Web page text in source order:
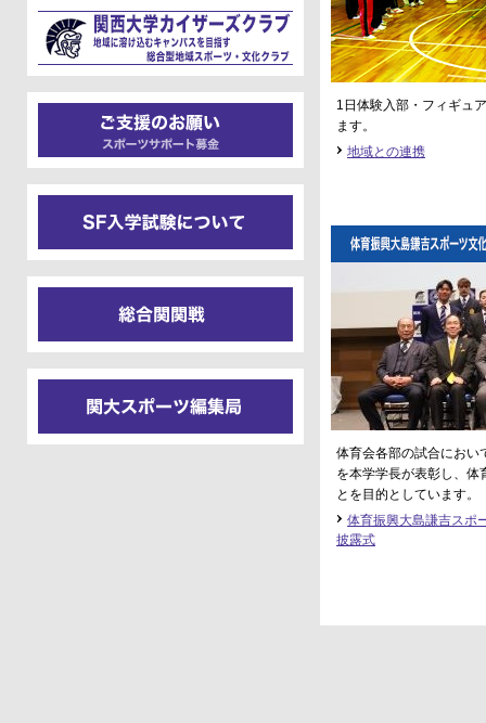
1日体験入部・フィギュ
ます。
地域との連携
体育会各部の試合におい
を本学学長が表彰し、体
とを目的としています。
体育振興大島謙吉スポ
披露式